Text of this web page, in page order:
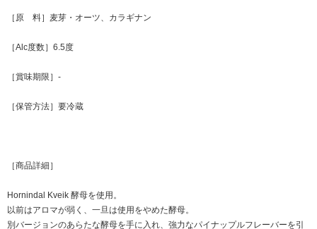
［原 料］麦芽・オーツ、カラギナン
［Alc度数］6.5度
［賞味期限］-
［保管方法］要冷蔵
［商品詳細］
Hornindal Kveik 酵母を使用。
以前はアロマが弱く、一旦は使用をやめた酵母。
別バージョンのあらたな酵母を手に入れ、強力なパイナップルフレーバーを引